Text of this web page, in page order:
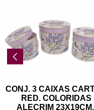
CONJ. 3 CAIXAS
RED. COLORIDAS
ALECRIM 23X19CM